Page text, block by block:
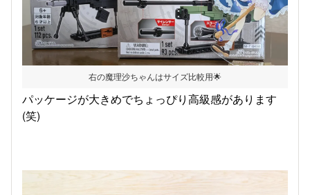
右の魔理沙ちゃんはサイズ比較用🌟
パッケージが大きめでちょっぴり高級感があります
(笑)